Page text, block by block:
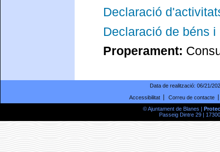
Declaració
Declaració de béns
Properament:
Data de realització: 06/21/
Accessibilitat
Correu de contacte
© Ajuntament de Blanes |
Passeig Dintre 29 |